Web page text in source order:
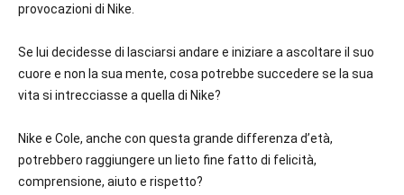
provocazioni di Nike.
Se lui decidesse di lasciarsi andare e iniziare a ascoltare il suo
cuore e non la sua mente, cosa potrebbe succedere se la sua
vita si intrecciasse a quella di Nike?
Nike e Cole, anche con questa grande differenza d’età,
potrebbero raggiungere un lieto fine fatto di felicità,
comprensione, aiuto e rispetto?